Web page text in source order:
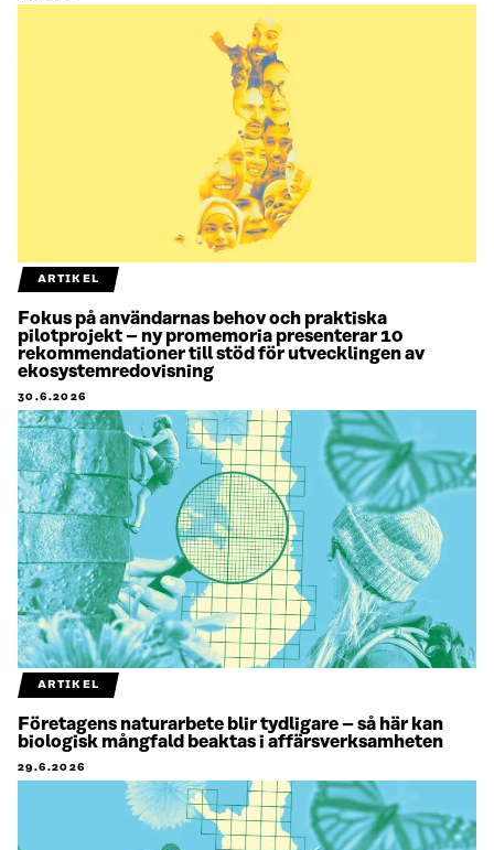
ARTIKEL
Fokus på användarnas behov och praktiska
pilotprojekt – ny promemoria presenterar 10
rekommendationer till stöd för utvecklingen av
ekosystemredovisning
30.6.2026
ARTIKEL
Företagens naturarbete blir tydligare – så här kan
biologisk mångfald beaktas i affärsverksamheten
29.6.2026